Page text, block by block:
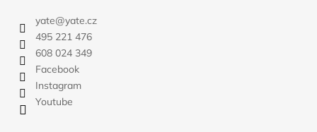
yate@yate.cz
495 221 476
608 024 349
Facebook
Instagram
Youtube